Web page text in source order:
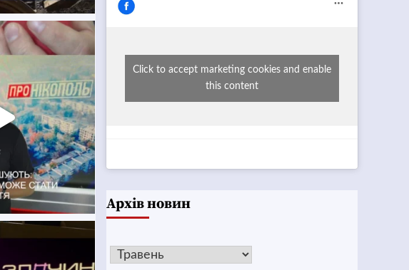
Click to accept marketing cookies and enable
this content
Архів новин